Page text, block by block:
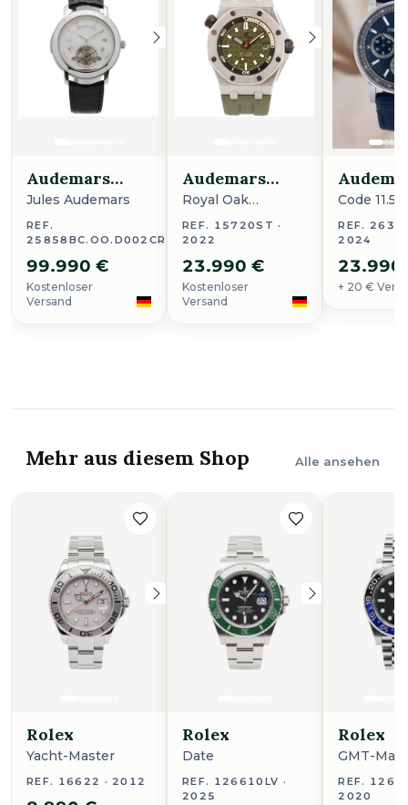
Audemars
Piguet
Jules Audemars
REF.
25858BC.OO.D002CR.02
99.990 €
Kostenloser
Versand
Audemars
Piguet
Royal Oak
Offshore Diver
REF. 15720ST ·
2022
23.990 €
Kostenloser
Versand
Piguet
Code 11.59
REF.
2024
23.990
+ 20 €
Mehr aus diesem Shop Alle ansehen
Rolex
Yacht-Master
REF. 16622 · 2012
Rolex
Date
REF. 126610LV ·
2025
Rolex
GMT-
REF.
2020